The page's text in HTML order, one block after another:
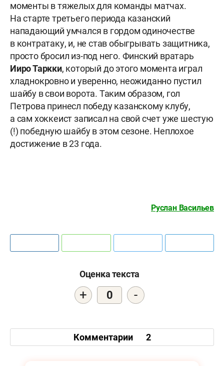
моменты в тяжелых для команды матчах.
На старте третьего периода казанский
нападающий умчался в гордом одиночестве
в контратаку, и, не став обыгрывать защитника,
просто бросил из-под него. Финский вратарь
Ииро Таркки, который до этого момента играл
хладнокровно и уверенно, неожиданно пустил
шайбу в свои ворота. Таким образом, гол
Петрова принесл победу казанскому клубу,
а сам хоккеист записал на свой счет уже шестую
(!) победную шайбу в этом сезоне. Неплохое
достижение в 23 года.
Руслан Васильев
Оценка текста
+ 0 -
Комментарии 2